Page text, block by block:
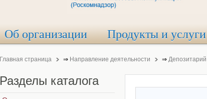
Об организации Продукты и услуги
Главная страница ⇒ Направление деятельности ⇒
Разделы каталога